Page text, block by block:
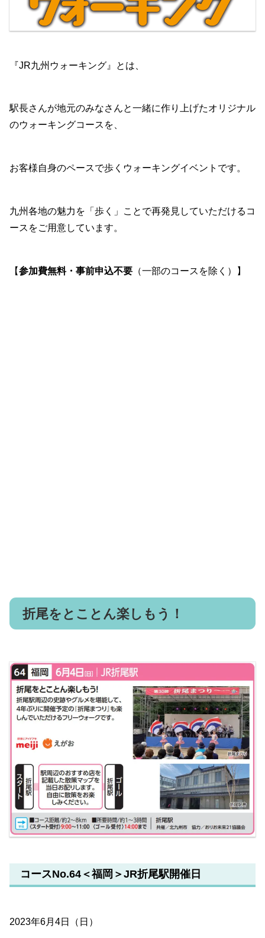
『JR九州ウォーキング』とは、
駅長さんが地元のみなさんと一緒に作り上げたオリジナル
のウォーキングコースを、
お客様自身のペースで歩くウォーキングイベントです。
九州各地の魅力を「歩く」ことで再発見していただけるコ
ースをご用意しています。
【参加費無料・事前申込不要 （一部のコースを除く）】
折尾をとことん楽しもう！
コースNo.64＜福岡＞JR折尾駅開催日
2023年6月4日（日）